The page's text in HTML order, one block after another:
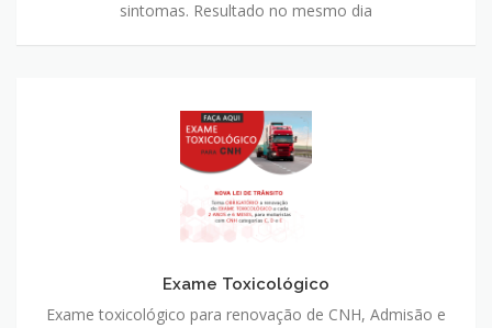
sintomas. Resultado no mesmo dia
Exame Toxicológico
Exame toxicológico para renovação de CNH, Admisão e